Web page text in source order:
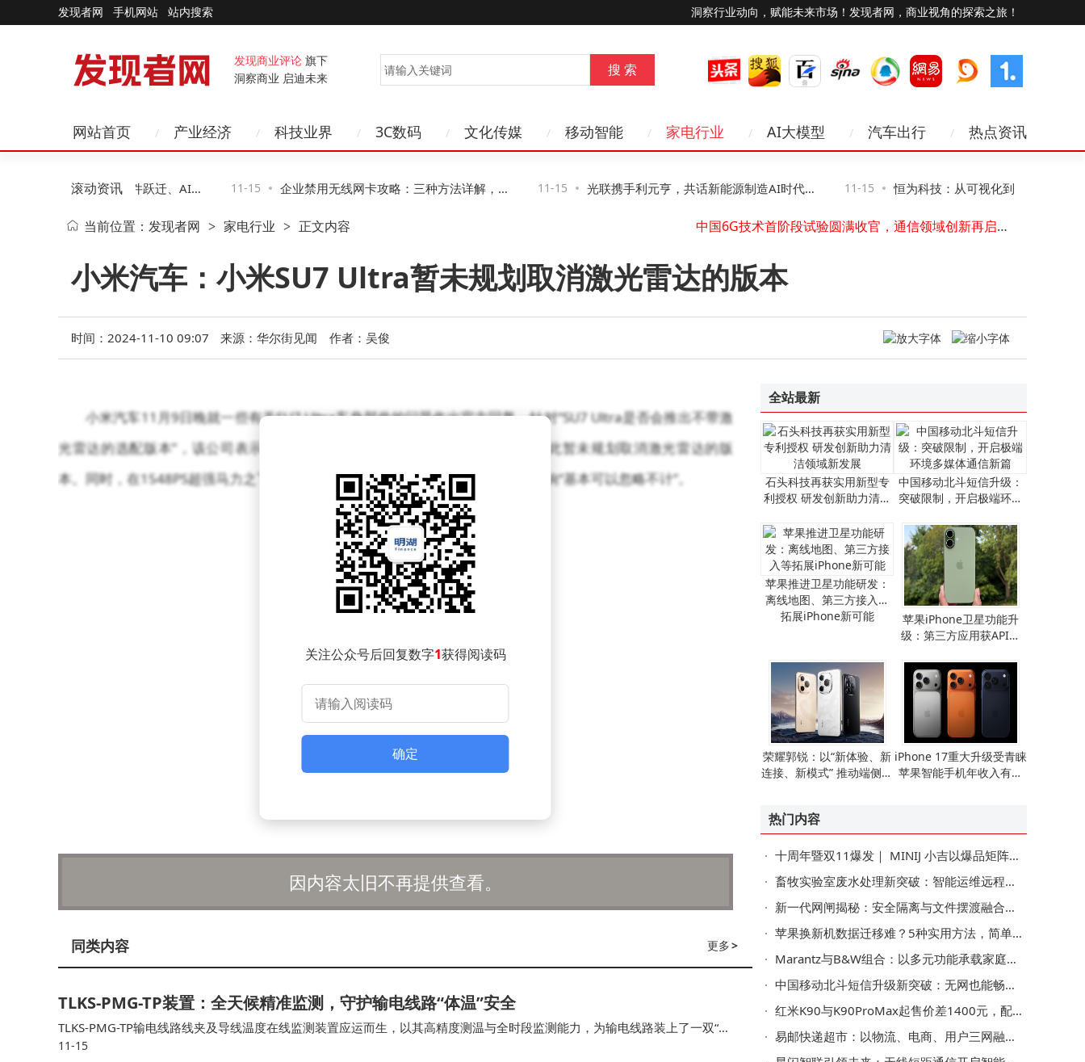
发现者网 手机网站 站内搜索 洞察行业动向，赋能未来市场！发现者网，商业视角的探索之旅！
发现商业评论旗下
洞察商业 启迪未来
网站首页 产业经济 科技业界 3C数码 文化传媒 移动智能 家电行业 AI大模型 汽车出行 热点资讯
滚动资讯
科技新图景：智能硬件跃迁、AI赋
无感化变革
11-15 企业禁用无线网卡攻略：三种方法详解，第
二种助企业高效管控风险
11-15 光联携手利元亨，共话新能源制造AI时代网 11-15 恒为科技：从可视化到智算，让复杂
得见、管得住”
TLKS-PMG-TP装置：全天候精准监测，守护输电线路“体温”安全
中国6G技术首阶段试验圆满收官，通信领域创新再启新程
Marantz与B&W组合：以多元功能承载家庭温情，让音乐共鸣融入日常
中国移动北斗短信升级新突破：无网也能畅发文字语音图片 应急通信添利器
苹果换新机数据迁移难？5种实用方法，简单操作轻松搞定数据转移！
当前位置： 发现者网 > 家电行业 > 正文内容
小米汽车：小米SU7 Ultra暂未规划取消激光雷达的版本
时间：2024-11-10 09:07 来源：华尔街见闻 作者：吴俊
小米汽车11月9日晚就一些有关SU7 Ultra车身部件的问题作出官方回复。针对“SU7 Ultra是否会推出不带激
光雷达的选配版本”，该公司表示，为了给用户提供全维度进阶的产品体验，因此暂未规划取消激光雷达的版
本。同时，在1548PS超强马力之下，其对赛道性能的影响以及日常续航表现的影响“基本可以忽略不计”。
关注公众号后回复数字1获得阅读码
确定
因内容太旧不再提供查看。
更多>
同类内容
TLKS-PMG-TP装置：全天候精准监测，守护输电线路“体温”安全
TLKS-PMG-TP输电线路线夹及导线温度在线监测装置应运而生，以其高精度测温与全时段监测能力，为输电线路装上了一双“精
准温控眼”。 TLKS-PMG-TP装置不仅提供实时监测，更实现了输电线路运维的智能…
11-15
全站最新
石头科技再获实用新型专
利授权 研发创新助力清洁
中国移动北斗短信升级：
突破限制，开启极端环境
苹果推进卫星功能研发：
离线地图、第三方接入等
拓展iPhone新可能
​苹果iPhone卫星功能升
级：第三方应用获API支
荣耀郭锐：以“新体验、新
连接、新模式” 推动端侧AI
iPhone 17重大升级受青睐
苹果智能手机年收入有望
热门内容
十周年暨双11爆发｜ MINIJ 小吉以爆品矩阵与“小吉风”美学，打造理想家的模样
畜牧实验室废水处理新突破：智能运维远程诊断预警系统赋能行业升级
新一代网闸揭秘：安全隔离与文件摆渡融合，开启高效数据交换新篇章
苹果换新机数据迁移难？5种实用方法，简单操作轻松搞定数据转移！
Marantz与B&W组合：以多元功能承载家庭温情，让音乐共鸣融入日常
中国移动北斗短信升级新突破：无网也能畅发文字语音图片 应急通信添利器
红米K90与K90ProMax起售价差1400元，配置大不同，哪款更值得选？
易邮快递超市：以物流、电商、用户三网融合，开启服务生态新篇章